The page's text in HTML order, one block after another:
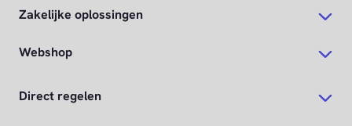
Zakelijke oplossingen
Webshop
Direct regelen